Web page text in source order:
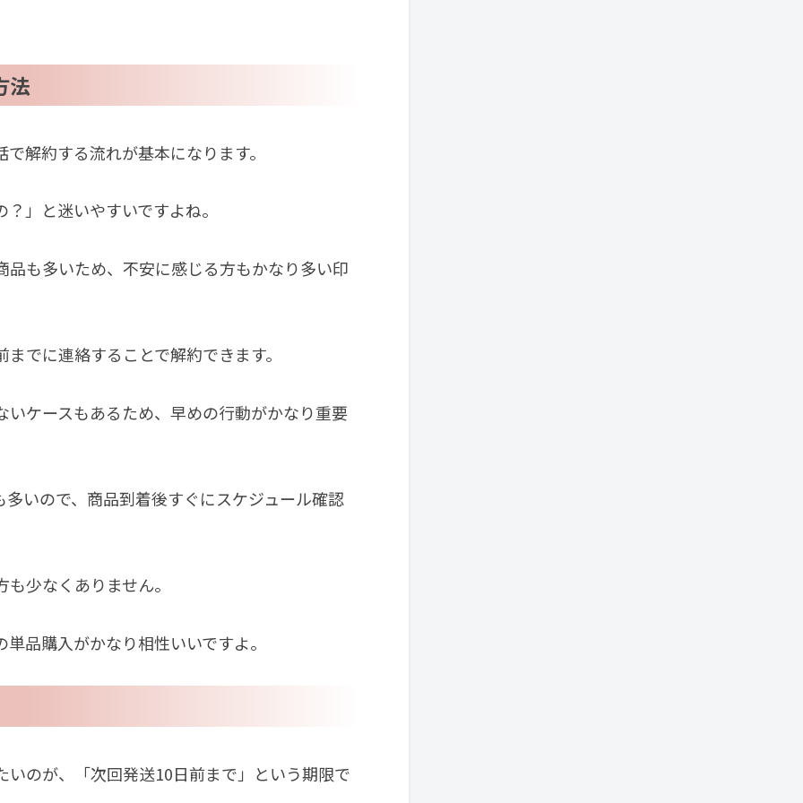
法
解約する流れが基本になります。
」と迷いやすいですよね。
も多いため、不安に感じる方もかなり多い印
でに連絡することで解約できます。
ケースもあるため、早めの行動がかなり重要
いので、商品到着後すぐにスケジュール確認
少なくありません。
品購入がかなり相性いいですよ。
のが、「次回発送10日前まで」という期限で